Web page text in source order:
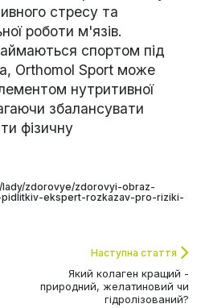
стресу та
роботи м'язів.
спортом під
Orthomol Sport може
нутритивної
збалансувати
фізичну
zdorovye/zdorovyi-obraz-
pidlitkiv-ekspert-rozkazav-pro-riziki-
Наступна стаття
Який колаген кращий -
природний, желатиновий чи
гідролізований?